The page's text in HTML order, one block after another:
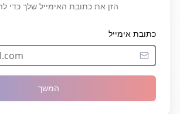
הזן את כתובת האימייל שלך כדי
כתובת אימייל
המשך